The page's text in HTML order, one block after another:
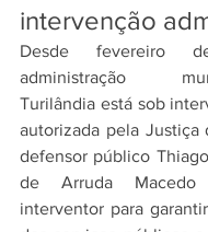
intervenção
Desde fevereiro
administração
Turilândia está sob
autorizada pela Justiça
defensor público
de Arruda
interventor para